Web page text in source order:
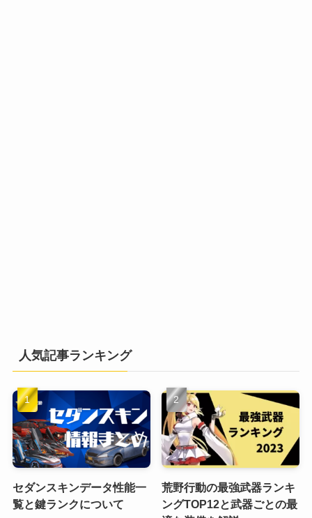
人気記事ランキング
セダンスキンデータ性能一
覧と鍵ランクについて
荒野行動の最強武器ランキ
ングTOP12と武器ごとの最